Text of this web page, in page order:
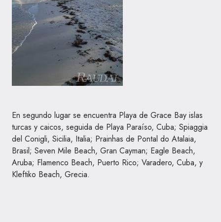
En segundo lugar se encuentra Playa de Grace Bay islas
turcas y caicos, seguida de Playa Paraíso, Cuba; Spiaggia
del Conigli, Sicilia, Italia; Prainhas de Pontal do Atalaia,
Brasil; Seven Mile Beach, Gran Cayman; Eagle Beach,
Aruba; Flamenco Beach, Puerto Rico; Varadero, Cuba, y
Kleftiko Beach, Grecia.